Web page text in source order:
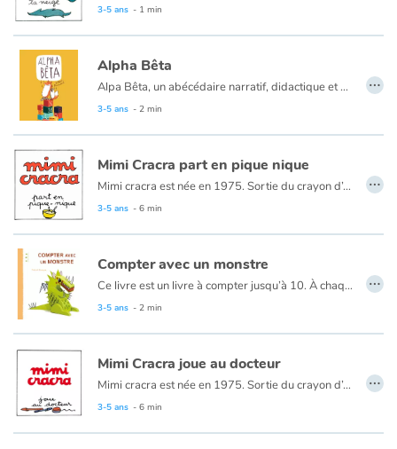
Catalogue anglais
Contraste +
Aide
Accueil
Famille
Écoles
Médiathèques
Vidéos & Tutoriaux
3-5 ans - 1 min
Alpha Bêta
Alpa Bêta, un abécédaire narratif, didactique et comique.
3-5 ans - 2 min
…
Mimi Cracra part en pique nique
Mimi cracra est née en 1975. Sortie du crayon d’Agnès Rosenstiehl pour le magazine “Pomme d’api”, cette petite fille aux joues roses et cheveux bruns à laquelle il est facile de s’identifier nous entraîne avec humour dans ses aventures quotidiennes.
3-5 ans - 6 min
…
Compter avec un monstre
Ce livre est un livre à compter jusqu’à 10. À chaque nombre est associé un même nombre d’éléments sur le monstre (griffes, ailes, dents...). Il se transforme en monstre de plus en plus « horrible » à mesure que le livre progresse.
3-5 ans - 2 min
…
Mimi Cracra joue au docteur
Mimi cracra est née en 1975. Sortie du crayon d’Agnès Rosenstiehl pour le magazine “Pomme d’api”, cette petite fille aux joues roses et cheveux bruns à laquelle il est facile de s’identifier nous entraîne avec humour dans ses aventures quotidiennes.
3-5 ans - 6 min
…